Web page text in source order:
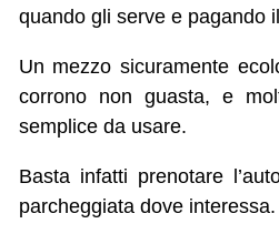
quando gli serve e pagando
Un mezzo sicuramente
corrono non guasta, e
semplice da usare.
Basta infatti prenotare
parcheggiata dove interessa.